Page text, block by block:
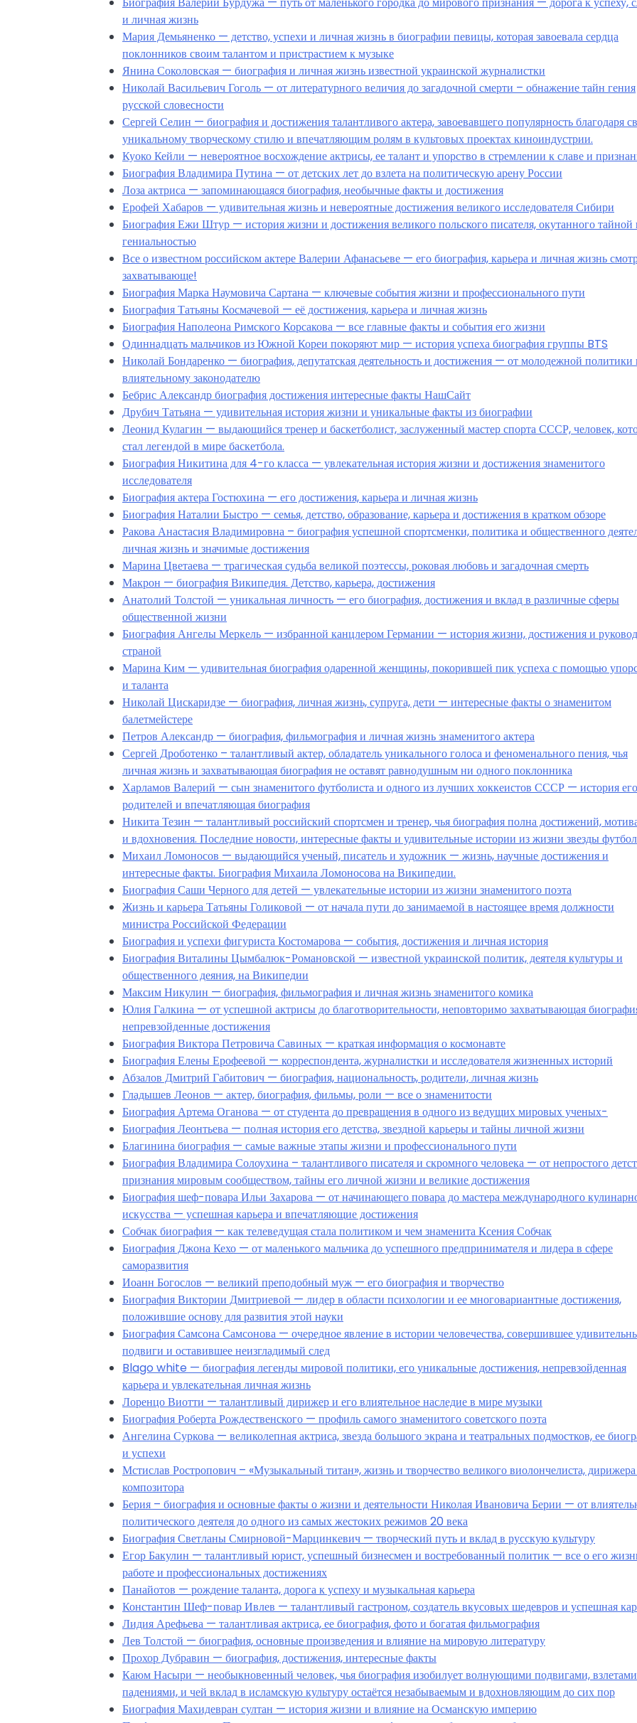
и личная жизнь
Мария Демьяненко — детство, успехи и личная жизнь в биографии певицы, которая завоевала сердца
поклонников своим талантом и пристрастием к музыке
Янина Соколовская — биография и личная жизнь известной украинской журналистки
Николай Васильевич Гоголь — от литературного величия до загадочной смерти – обнажение тайн гения
русской словесности
Сергей Селин — биография и достижения талантливого актера, завоевавшего популярность благодаря
уникальному творческому стилю и впечатляющим ролям в культовых проектах киноиндустрии.
Куоко Кейли — невероятное восхождение актрисы, ее талант и упорство в стремлении к славе и
Биография Владимира Путина — от детских лет до взлета на политическую арену России
Лоза актриса — запоминающаяся биография, необычные факты и достижения
Ерофей Хабаров — удивительная жизнь и невероятные достижения великого исследователя Сибири
Биография Ежи Штур — история жизни и достижения великого польского писателя, окутанного тайной
гениальностью
Все о известном российском актере Валерии Афанасьеве — его биография, карьера и личная жизнь
захватывающе!
Биография Марка Наумовича Сартана — ключевые события жизни и профессионального пути
Биография Татьяны Космачевой — её достижения, карьера и личная жизнь
Биография Наполеона Римского Корсакова — все главные факты и события его жизни
Одиннадцать мальчиков из Южной Кореи покоряют мир — история успеха биография группы BTS
Николай Бондаренко — биография, депутатская деятельность и достижения — от молодежной политики
влиятельному законодателю
Бебрис Александр биография достижения интересные факты НашСайт
Друбич Татьяна — удивительная история жизни и уникальные факты из биографии
Леонид Кулагин — выдающийся тренер и баскетболист, заслуженный мастер спорта СССР, человек,
стал легендой в мире баскетбола.
Биография Никитина для 4-го класса — увлекательная история жизни и достижения знаменитого
исследователя
Биография актера Гостюхина — его достижения, карьера и личная жизнь
Биография Наталии Быстро — семья, детство, образование, карьера и достижения в кратком обзоре
Ракова Анастасия Владимировна – биография успешной спортсменки, политика и общественного
личная жизнь и значимые достижения
Марина Цветаева — трагическая судьба великой поэтессы, роковая любовь и загадочная смерть
Макрон — биография Википедия. Детство, карьера, достижения
Анатолий Толстой — уникальная личность — его биография, достижения и вклад в различные сферы
общественной жизни
Биография Ангелы Меркель — избранной канцлером Германии — история жизни, достижения и
страной
Марина Ким — удивительная биография одаренной женщины, покорившей пик успеха с помощью
и таланта
Николай Цискаридзе — биография, личная жизнь, супруга, дети — интересные факты о знаменитом
балетмейстере
Петров Александр — биография, фильмография и личная жизнь знаменитого актера
Сергей Дроботенко – талантливый актер, обладатель уникального голоса и феноменального пения, чья
личная жизнь и захватывающая биография не оставят равнодушным ни одного поклонника
Харламов Валерий — сын знаменитого футболиста и одного из лучших хоккеистов СССР — история его
родителей и впечатляющая биография
Никита Тезин — талантливый российский спортсмен и тренер, чья биография полна достижений,
и вдохновения. Последние новости, интересные факты и удивительные истории из жизни звезды
Михаил Ломоносов — выдающийся ученый, писатель и художник — жизнь, научные достижения и
интересные факты. Биография Михаила Ломоносова на Википедии.
Биография Саши Черного для детей — увлекательные истории из жизни знаменитого поэта
Жизнь и карьера Татьяны Голиковой — от начала пути до занимаемой в настоящее время должности
министра Российской Федерации
Биография и успехи фигуриста Костомарова — события, достижения и личная история
Биография Виталины Цымбалюк-Романовской — известной украинской политик, деятеля культуры и
общественного деяния, на Википедии
Максим Никулин — биография, фильмография и личная жизнь знаменитого комика
Юлия Галкина — от успешной актрисы до благотворительности, неповторимо захватывающая
непревзойденные достижения
Биография Виктора Петровича Савиных — краткая информация о космонавте
Биография Елены Ерофеевой — корреспондента, журналистки и исследователя жизненных историй
Абзалов Дмитрий Габитович — биография, национальность, родители, личная жизнь
Гладышев Леонов — актер, биография, фильмы, роли — все о знаменитости
Биография Артема Оганова — от студента до превращения в одного из ведущих мировых ученых-
Биография Леонтьева — полная история его детства, звездной карьеры и тайны личной жизни
Благинина биография — самые важные этапы жизни и профессионального пути
Биография Владимира Солоухина – талантливого писателя и скромного человека — от непростого
признания мировым сообществом, тайны его личной жизни и великие достижения
Биография шеф-повара Ильи Захарова — от начинающего повара до мастера международного
искусства — успешная карьера и впечатляющие достижения
Собчак биография — как телеведущая стала политиком и чем знаменита Ксения Собчак
Биография Джона Кехо — от маленького мальчика до успешного предпринимателя и лидера в сфере
саморазвития
Иоанн Богослов — великий преподобный муж — его биография и творчество
Биография Виктории Дмитриевой — лидер в области психологии и ее многовариантные достижения,
положившие основу для развития этой науки
Биография Самсона Самсонова — очередное явление в истории человечества, совершившее
подвиги и оставившее неизгладимый след
Blago white — биография легенды мировой политики, его уникальные достижения, непревзойденная
карьера и увлекательная личная жизнь
Лоренцо Виотти — талантливый дирижер и его влиятельное наследие в мире музыки
Биография Роберта Рождественского — профиль самого знаменитого советского поэта
Ангелина Суркова — великолепная актриса, звезда большого экрана и театральных подмостков, ее
и успехи
Мстислав Ростропович – «Музыкальный титан», жизнь и творчество великого виолончелиста,
композитора
Берия – биография и основные факты о жизни и деятельности Николая Ивановича Берии — от
политического деятеля до одного из самых жестоких режимов 20 века
Биография Светланы Смирновой-Марцинкевич — творческий путь и вклад в русскую культуру
Егор Бакулин — талантливый юрист, успешный бизнесмен и востребованный политик — все о его
работе и профессиональных достижениях
Панайотов — рождение таланта, дорога к успеху и музыкальная карьера
Константин Шеф-повар Ивлев — талантливый гастроном, создатель вкусовых шедевров и успешная
Лидия Арефьева — талантливая актриса, ее биография, фото и богатая фильмография
Лев Толстой — биография, основные произведения и влияние на мировую литературу
Прохор Дубравин — биография, достижения, интересные факты
Каюм Насыри — необыкновенный человек, чья биография изобилует волнующими подвигами,
падениями, и чей вклад в исламскую культуру остаётся незабываемым и вдохновляющим до сих пор
Биография Махидевран султан — история жизни и влияние на Османскую империю